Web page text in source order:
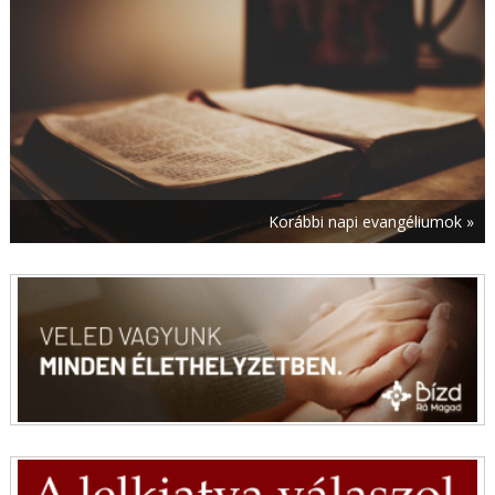
Mai evangélium – 2026. augusztus 9., évközi 19.
vasárnap
augusztus 8. | 20:58
Szent Ferenc ereklyéje két keréken érkezett
Csíksomlyóra
augusztus 8. | 20:30
költészet
augusztus 8. | 20:00
Évszázadok üzenete – A felújított esztergomi
Keresztény Múzeum újrarendezett állandó
kiállításáról
Új jelölt a Pannonhalmi Főapátságban –
augusztus 8. | 18:20
Korábbi napi evangéliumok »